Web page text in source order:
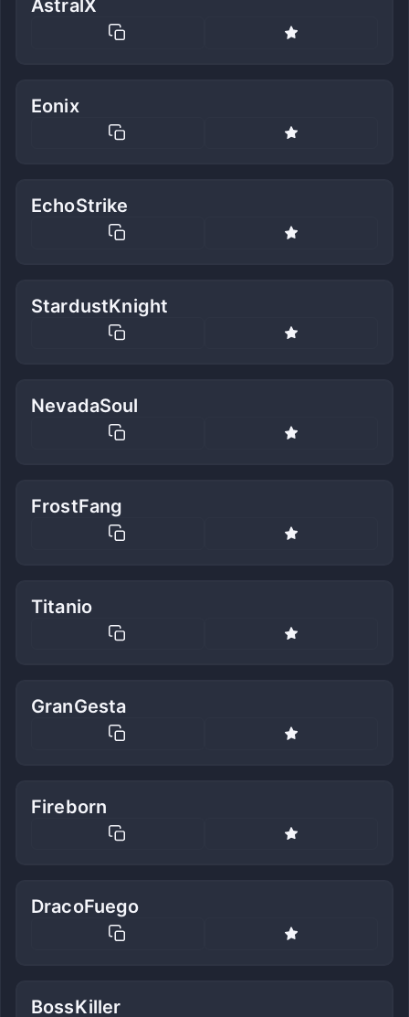
AstralX
Eonix
EchoStrike
StardustKnight
NevadaSoul
FrostFang
Titanio
GranGesta
Fireborn
DracoFuego
BossKiller